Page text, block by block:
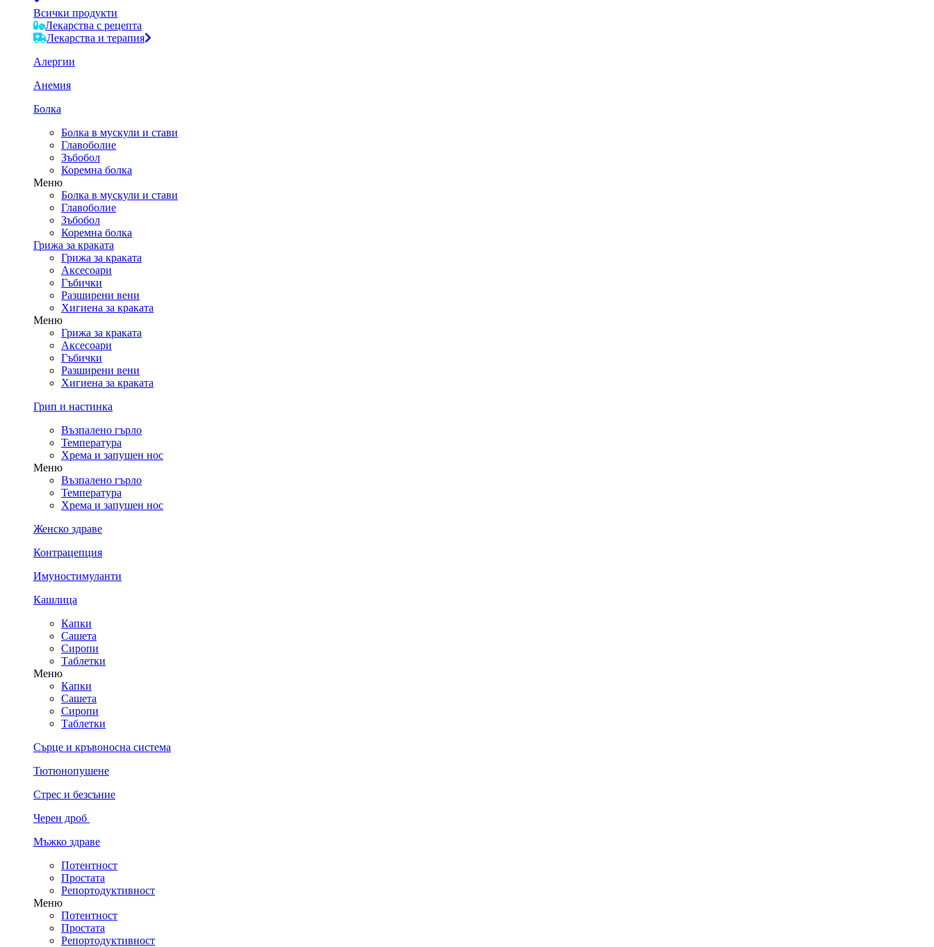
Всички продукти
Лекарства с рецепта
Лекарства и терапия
Алергии
Анемия
Болка
Болка в мускули и стави
Главоболие
Зъбобол
Коремна болка
Меню
Болка в мускули и стави
Главоболие
Зъбобол
Коремна болка
Грижа за краката
Грижа за краката
Аксесоари
Гъбички
Разширени вени
Хигиена за краката
Меню
Грижа за краката
Аксесоари
Гъбички
Разширени вени
Хигиена за краката
Грип и настинка
Възпалено гърло
Температура
Хрема и запушен нос
Меню
Възпалено гърло
Температура
Хрема и запушен нос
Женско здраве
Контрацепция
Имуностимуланти
Кашлица
Капки
Сашета
Сиропи
Таблетки
Меню
Капки
Сашета
Сиропи
Таблетки
Сърце и кръвоносна система
Тютюнопушене
Стрес и безсъние
Черен дроб
Мъжко здраве
Потентност
Простата
Репортодуктивност
Меню
Потентност
Простата
Репортодуктивност